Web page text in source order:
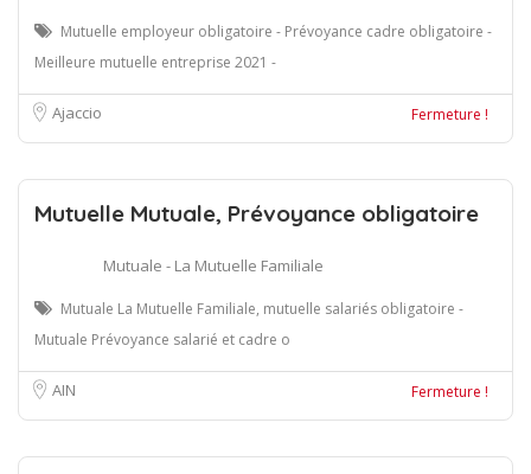
Mutuelle employeur obligatoire - Prévoyance cadre obligatoire -
Meilleure mutuelle entreprise 2021 -
Ajaccio Fermeture !
Mutuelle Mutuale, Prévoyance obligatoire
Mutuale - La Mutuelle Familiale
Mutuale La Mutuelle Familiale, mutuelle salariés obligatoire -
Mutuale Prévoyance salarié et cadre o
AIN Fermeture !